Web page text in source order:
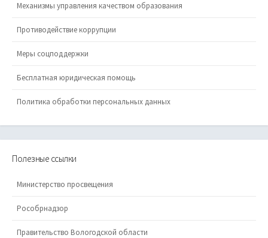
Механизмы управления качеством образования
Противодействие коррупции
Меры соцподдержки
Бесплатная юридическая помощь
Политика обработки персональных данных
Полезные ссылки
Министерство просвещения
Рособрнадзор
Правительство Вологодской области